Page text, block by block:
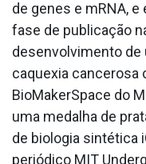
de genes e mRNA,
fase de publicação
desenvolvimento de
caquexia cancerosa
BioMakerSpace do
uma medalha de
de biologia sintética
periódico MIT